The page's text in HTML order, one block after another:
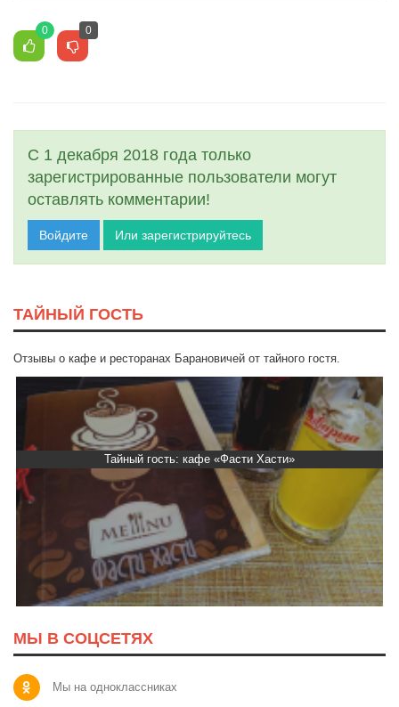
0 0
С 1 декабря 2018 года только
зарегистрированные пользователи могут
оставлять комментарии!
Войдите Или зарегистрируйтесь
ТАЙНЫЙ ГОСТЬ
Отзывы о кафе и ресторанах Барановичей от тайного гостя.
Тайный гость: кафе «Фасти Хасти»
МЫ В СОЦСЕТЯХ
Мы на одноклассниках